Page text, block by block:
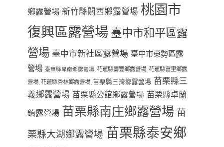
鄉露營場 新竹縣關西鄉露營場 桃園市
復興區露營場 臺中市和平區露
營場 臺中市新社區露營場 臺中市東勢區露
營場 臺東縣卑南鄉露營場 花蓮縣壽豐鄉露營場 花蓮縣富里鄉露
營場 花蓮縣秀林鄉露營場 苗栗縣三灣鄉露營場 苗栗縣三
義鄉露營場 苗栗縣公館鄉露營場 苗栗縣卓蘭
鎮露營場 苗栗縣南庄鄉露營場 苗
栗縣大湖鄉露營場 苗栗縣泰安鄉